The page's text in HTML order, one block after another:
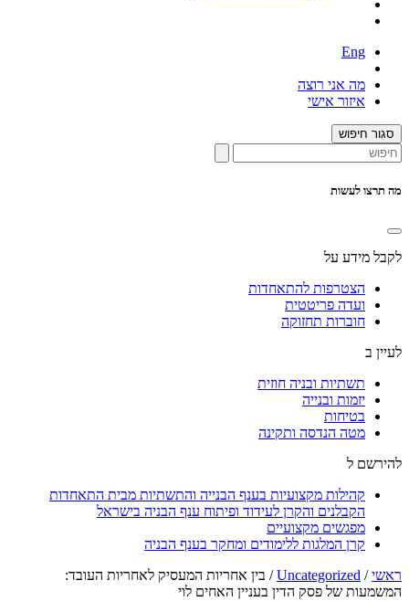
Eng
מה אני רוצה
איזור אישי
סגור חיפוש
מה תרצו לעשות
לקבל מידע על
הצטרפות להתאחדות
ועדה פריטטית
חוברות תחזוקה
לעיין ב
תשתיות ובניה חוזית
יזמות ובנייה
בטיחות
מטה הנדסה ותקינה
להירשם ל
קהילות מקצועיות בענף הבנייה והתשתיות מבית התאחדות
הקבלנים והקרן לעידוד ופיתוח ענף הבניה בישראל
מפגשים מקצועיים
קרן המלגות ללימודים ומחקר בענף הבניה
ראשי/
Uncategorized
/ בין אחריות המעסיק לאחריות העובד:
המשמעות של פסק הדין בעניין האחים לוי